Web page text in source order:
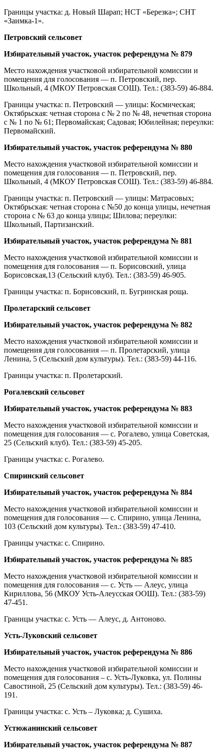
Границы участка: д. Новый Шарап; НСТ «Березка»; СНТ
«Заимка-1».
Петровский сельсовет
Избирательный участок, участок референдума № 879
Место нахождения участковой избирательной комиссии и
помещения для голосования — п. Петровский, пер.
Школьный, 4 (МКОУ Петровская СОШ). Тел.: (383-59) 46-884.
Границы участка: п. Петровский — улицы: Космическая;
Октябрьская: четная сторона с № 2 по № 48, нечетная сторона
с № 1 по № 61; Первомайская; Садовая; Юбилейная; переулки:
Первомайский.
Избирательный участок, участок референдума № 880
Место нахождения участковой избирательной комиссии и
помещения для голосования — п. Петровский, пер.
Школьный, 4 (МКОУ Петровская СОШ). Тел.: (383-59) 46-884.
Границы участка: п. Петровский — улицы: Матрасовых;
Октябрьская: четная сторона с №50 до конца улицы, нечетная
сторона с № 63 до конца улицы; Шилова; переулки:
Школьный, Партизанский.
Избирательный участок, участок референдума № 881
Место нахождения участковой избирательной комиссии и
помещения для голосования — п. Борисовский, улица
Борисовская,13 (Сельский клуб). Тел.: (383-59) 46-905.
Границы участка: п. Борисовский, п. Бугринская роща.
Пролетарский сельсовет
Избирательный участок, участок референдума № 882
Место нахождения участковой избирательной комиссии и
помещения для голосования — п. Пролетарский, улица
Ленина, 5 (Сельский дом культуры). Тел.: (383-59) 44-116.
Границы участка: п. Пролетарский.
Рогалевский сельсовет
Избирательный участок, участок референдума № 883
Место нахождения участковой избирательной комиссии и
помещения для голосования — с. Рогалево, улица Советская,
25 (Сельский клуб). Тел.: (383-59) 45-205.
Границы участка: с. Рогалево.
Спиринский сельсовет
Избирательный участок, участок референдума № 884
Место нахождения участковой избирательной комиссии и
помещения для голосования — с. Спирино, улица Ленина,
103 (Сельский дом культуры). Тел.: (383-59) 47-410.
Границы участка: с. Спирино.
Избирательный участок, участок референдума № 885
Место нахождения участковой избирательной комиссии и
помещения для голосования — с. Усть — Алеус, улица
Кириллова, 56 (МКОУ Усть-Алеусская ООШ). Тел.: (383-59)
47-451.
Границы участка: с. Усть — Алеус, д. Антоново.
Усть-Луковский сельсовет
Избирательный участок, участок референдума № 886
Место нахождения участковой избирательной комиссии и
помещения для голосования – с. Усть-Луковка, ул. Полины
Савостиной, 25 (Сельский дом культуры). Тел.: (383-59) 46-
191.
Границы участка: с. Усть – Луковка; д. Сушиха.
Устюжанинский сельсовет
Избирательный участок, участок референдума № 887